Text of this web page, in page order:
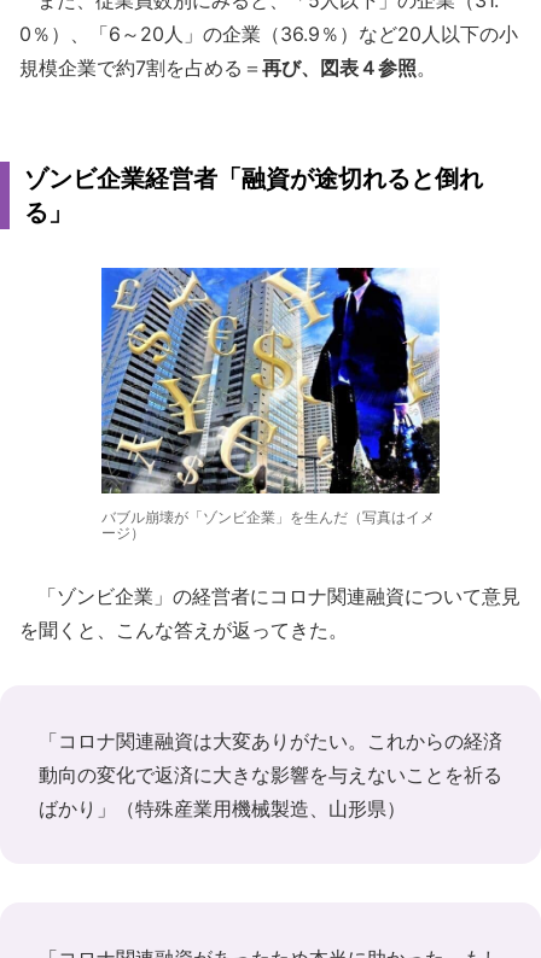
0％）、「6～20人」の企業（36.9％）など20人以下の小
規模企業で約7割を占める＝ 再び、図表４参照。
ゾンビ企業経営者「融資が途切れると倒れ
る」
バブル崩壊が「ゾンビ企業」を生んだ（写真はイメ
ージ）
「ゾンビ企業」の経営者にコロナ関連融資について意見
を聞くと、こんな答えが返ってきた。
「コロナ関連融資は大変ありがたい。これからの経済
動向の変化で返済に大きな影響を与えないことを祈る
ばかり」（特殊産業用機械製造、山形県）